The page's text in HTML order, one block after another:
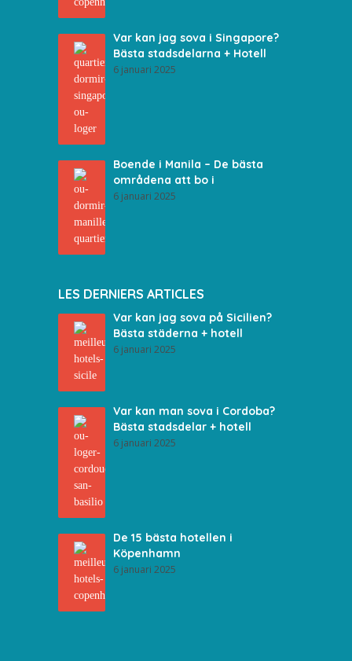
Var kan jag sova i Singapore?
Bästa stadsdelarna + Hotell
6 januari 2025
Boende i Manila – De bästa
områdena att bo i
6 januari 2025
LES DERNIERS ARTICLES
Var kan jag sova på Sicilien?
Bästa städerna + hotell
6 januari 2025
Var kan man sova i Cordoba?
Bästa stadsdelar + hotell
6 januari 2025
De 15 bästa hotellen i
Köpenhamn
6 januari 2025